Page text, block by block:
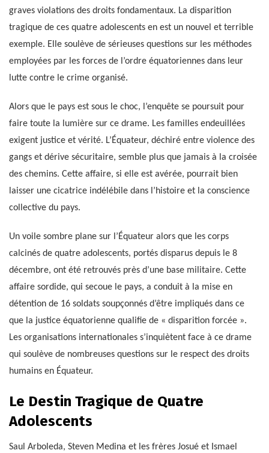
graves violations des droits fondamentaux. La disparition
tragique de ces quatre adolescents en est un nouvel et terrible
exemple. Elle soulève de sérieuses questions sur les méthodes
employées par les forces de l’ordre équatoriennes dans leur
lutte contre le crime organisé.
Alors que le pays est sous le choc, l’enquête se poursuit pour
faire toute la lumière sur ce drame. Les familles endeuillées
exigent justice et vérité. L’Équateur, déchiré entre violence des
gangs et dérive sécuritaire, semble plus que jamais à la croisée
des chemins. Cette affaire, si elle est avérée, pourrait bien
laisser une cicatrice indélébile dans l’histoire et la conscience
collective du pays.
Un voile sombre plane sur l’Équateur alors que les corps
calcinés de quatre adolescents, portés disparus depuis le 8
décembre, ont été retrouvés près d’une base militaire. Cette
affaire sordide, qui secoue le pays, a conduit à la mise en
détention de 16 soldats soupçonnés d’être impliqués dans ce
que la justice équatorienne qualifie de « disparition forcée ».
Les organisations internationales s’inquiètent face à ce drame
qui soulève de nombreuses questions sur le respect des droits
humains en Équateur.
Le Destin Tragique de Quatre
Adolescents
Saul Arboleda, Steven Medina et les frères Josué et Ismael